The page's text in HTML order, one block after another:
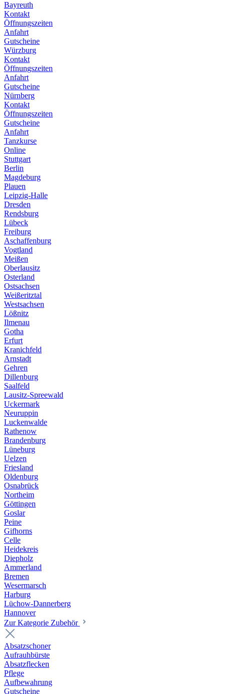
Bayreuth
Kontakt
Öffnungszeiten
Anfahrt
Gutscheine
Würzburg
Kontakt
Öffnungszeiten
Anfahrt
Gutscheine
Nürnberg
Kontakt
Öffnungszeiten
Gutscheine
Anfahrt
Tanzkurse
Online
Stuttgart
Berlin
Magdeburg
Plauen
Leipzig-Halle
Dresden
Rendsburg
Lübeck
Freiburg
Aschaffenburg
Vogtland
Meißen
Oberlausitz
Osterland
Ostsachsen
Weißeritztal
Westsachsen
Lößnitz
Ilmenau
Gotha
Erfurt
Kranichfeld
Arnstadt
Gehren
Dillenburg
Saalfeld
Lausitz-Spreewald
Uckermark
Neuruppin
Luckenwalde
Rathenow
Brandenburg
Lüneburg
Uelzen
Friesland
Oldenburg
Osnabrück
Northeim
Göttingen
Goslar
Peine
Gifhorns
Celle
Heidekreis
Diepholz
Ammerland
Bremen
Wesermarsch
Harburg
Lüchow-Dannerberg
Hannover
Zur Kategorie Zubehör
Absatzschoner
Aufrauhbürste
Absatzflecken
Pflege
Aufbewahrung
Gutscheine